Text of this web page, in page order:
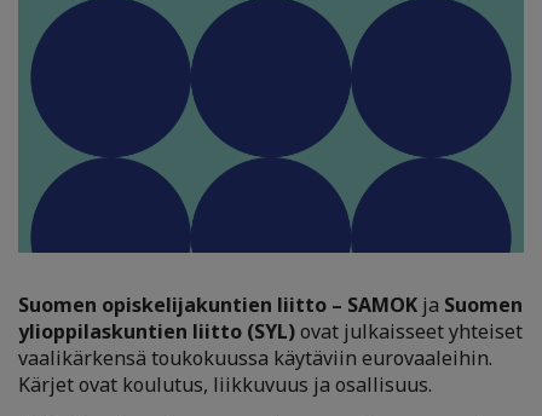
Suomen opiskelijakuntien liitto – SAMOK ja Suomen
ylioppilaskuntien liitto (SYL)ovat julkaisseet yhteiset
vaalikärkensä toukokuussa käytäviin eurovaaleihin.
Kärjet ovat koulutus, liikkuvuus ja osallisuus.